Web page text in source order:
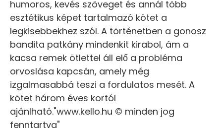
humoros, kevés szöveget és annál több
esztétikus képet tartalmazó kötet a
legkisebbekhez szól. A történetben a gonosz
bandita patkány mindenkit kirabol, ám a
kacsa remek ötlettel áll elő a probléma
orvoslása kapcsán, amely még
izgalmasabbá teszi a fordulatos mesét. A
kötet három éves kortól
ajánlható."www.kello.hu © minden jog
fenntartva"